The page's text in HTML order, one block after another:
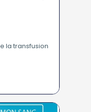
la transfusion